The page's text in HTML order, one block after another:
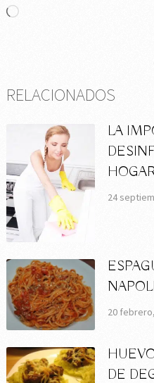
Cargando...
RELACIONADOS
LA
24
20
DE